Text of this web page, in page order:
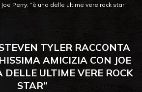
Perry: “è una delle ultime vere rock star”
TYLER RACCONTA
AMICIZIA CON JOE
DELLE ULTIME VERE ROCK
STAR”